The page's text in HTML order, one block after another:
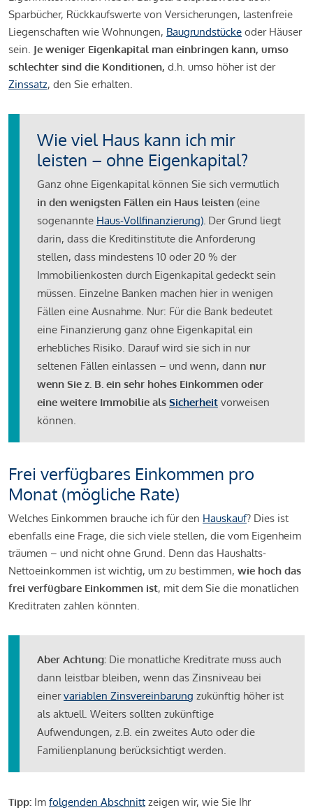
Sparbücher, Rückkaufswerte von Versicherungen, lastenfreie
Liegenschaften wie Wohnungen, Baugrundstücke oder Häuser
sein. Je weniger Eigenkapital man einbringen kann, umso
schlechter sind die Konditionen, d.h. umso höher ist der
Zinssatz, den Sie erhalten.
Wie viel Haus kann ich mir
leisten – ohne Eigenkapital?
Ganz ohne Eigenkapital können Sie sich vermutlich
in den wenigsten Fällen ein Haus leisten (eine
sogenannte Haus-Vollfinanzierung). Der Grund liegt
darin, dass die Kreditinstitute die Anforderung
stellen, dass mindestens 10 oder 20 % der
Immobilienkosten durch Eigenkapital gedeckt sein
müssen. Einzelne Banken machen hier in wenigen
Fällen eine Ausnahme. Nur: Für die Bank bedeutet
eine Finanzierung ganz ohne Eigenkapital ein
erhebliches Risiko. Darauf wird sie sich in nur
seltenen Fällen einlassen – und wenn, dann nur
wenn Sie z. B. ein sehr hohes Einkommen oder
eine weitere Immobilie als Sicherheit vorweisen
können.
Frei verfügbares Einkommen pro
Monat (mögliche Rate)
Welches Einkommen brauche ich für den Hauskauf? Dies ist
ebenfalls eine Frage, die sich viele stellen, die vom Eigenheim
träumen – und nicht ohne Grund. Denn das Haushalts-
Nettoeinkommen ist wichtig, um zu bestimmen, wie hoch das
frei verfügbare Einkommen ist, mit dem Sie die monatlichen
Kreditraten zahlen könnten.
Aber Achtung: Die monatliche Kreditrate muss auch
dann leistbar bleiben, wenn das Zinsniveau bei
einervariablen Zinsvereinbarung zukünftig höher ist
als aktuell. Weiters sollten zukünftige
Aufwendungen, z.B. ein zweites Auto oder die
Familienplanung berücksichtigt werden.
Tipp: Im folgenden Abschnitt zeigen wir, wie Sie Ihr